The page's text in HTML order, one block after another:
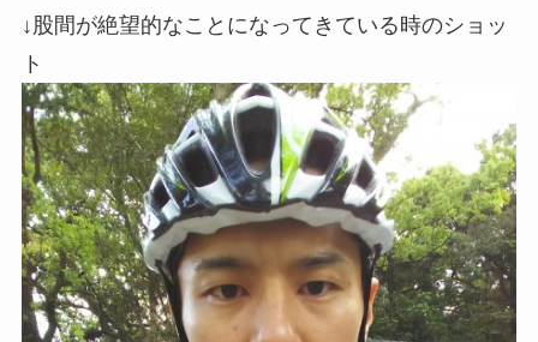
↓股間が絶望的なことになってきている時のショッ
ト